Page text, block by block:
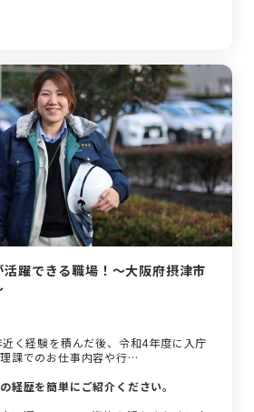
躍できる職場！〜大阪府摂津市
く経験を積んだ後、令和4年度に入庁
課でのお仕事内容や行…
経歴を簡単にご紹介ください。